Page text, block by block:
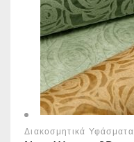
Διακοσμητικά Υφάσματα